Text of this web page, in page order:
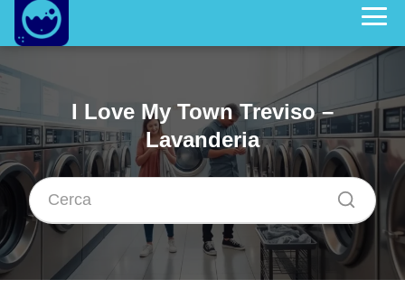
I Love My Town Treviso –
Lavanderia